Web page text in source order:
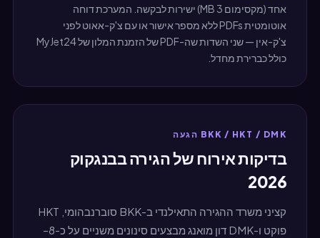
אחד (מקסימום 3 MB) ישירות לבקשה. המערכת דוחה
אוטומטית PDFs ללא מספר אישור או עם צ'ק-אאוט לפני
צ'ק-אין — שני השדות שה-PDF של הזמנת המלון של MyJet24
כולל כברירת מחדל.
BKK / HKT / DMK הגעה
בדיקות אירוח של הגירה בבנגקוק
2026
קציני משרד ההגירה התאילנדי ב-BKK סוברנבהומי, HKT
פוקט ו-DMK דון מואנג מבצעים סינונים משניים על כ-8–